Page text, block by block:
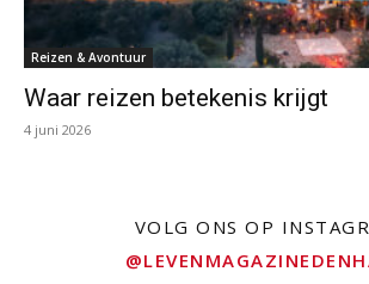
Reizen & Avontuur
Waar reizen betekenis krijgt
4 juni 2026
VOLG ONS OP